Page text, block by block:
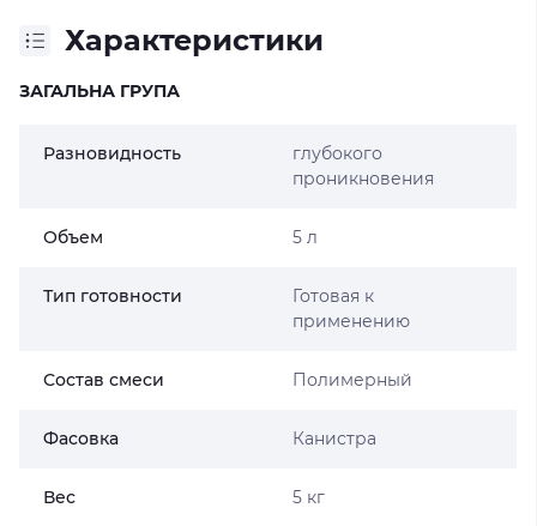
Характеристики
ЗАГАЛЬНА ГРУПА
Разновидность
глубокого
проникновения
Объем 5 л
Тип готовности
Готовая к
применению
Состав смеси Полимерный
Фасовка Канистра
Вес 5 кг